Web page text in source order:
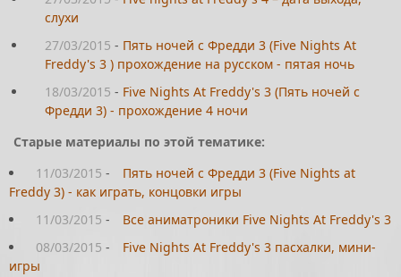
слухи
27/03/2015 - Пять ночей с Фредди 3 (Five Nights At
Freddy's 3 ) прохождение на русском - пятая ночь
18/03/2015 - Five Nights At Freddy's 3 (Пять ночей с
Фредди 3) - прохождение 4 ночи
Старые материалы по этой тематике:
11/03/2015 -
Пять ночей с Фредди 3 (Five Nights at
Freddy 3) - как играть, концовки игры
11/03/2015 -
Все аниматроники Five Nights At Freddy's 3
08/03/2015 -
Five Nights At Freddy's 3 пасхалки, мини-
игры